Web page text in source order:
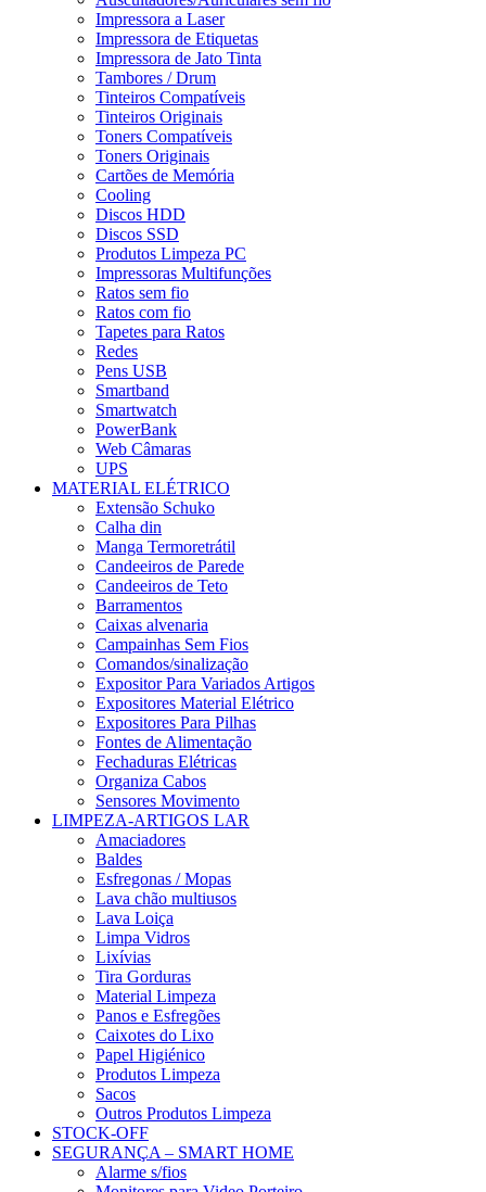
Impressora a Laser
Impressora de Etiquetas
Impressora de Jato Tinta
Tambores / Drum
Tinteiros Compatíveis
Tinteiros Originais
Toners Compatíveis
Toners Originais
Cartões de Memória
Cooling
Discos HDD
Discos SSD
Produtos Limpeza PC
Impressoras Multifunções
Ratos sem fio
Ratos com fio
Tapetes para Ratos
Redes
Pens USB
Smartband
Smartwatch
PowerBank
Web Câmaras
UPS
MATERIAL ELÉTRICO
Extensão Schuko
Calha din
Manga Termoretrátil
Candeeiros de Parede
Candeeiros de Teto
Barramentos
Caixas alvenaria
Campainhas Sem Fios
Comandos/sinalização
Expositor Para Variados Artigos
Expositores Material Elétrico
Expositores Para Pilhas
Fontes de Alimentação
Fechaduras Elétricas
Organiza Cabos
Sensores Movimento
LIMPEZA-ARTIGOS LAR
Amaciadores
Baldes
Esfregonas / Mopas
Lava chão multiusos
Lava Loiça
Limpa Vidros
Lixívias
Tira Gorduras
Material Limpeza
Panos e Esfregões
Caixotes do Lixo
Papel Higiénico
Produtos Limpeza
Sacos
Outros Produtos Limpeza
STOCK-OFF
SEGURANÇA – SMART HOME
Alarme s/fios